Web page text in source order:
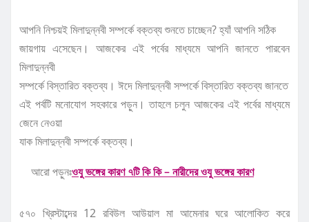
আপনি নিশ্চয়ই মিলাদুন্নবী সম্পর্কে বক্তব্য শুনতে চাচ্ছেন? হ্যাঁ আপনি সঠিক
জায়গায় এসেছেন। আজকের এই পর্বের মাধ্যমে আপনি জানতে পারবেন
মিলাদুন্নবী
সম্পর্কে বিস্তারিত বক্তব্য। ঈদে মিলাদুন্নবী সম্পর্কে বিস্তারিত বক্তব্য জানতে
এই পর্বটি মনোযোগ সহকারে পড়ুন। তাহলে চলুন আজকের এই পর্বের মাধ্যমে
জেনে নেওয়া
যাক মিলাদুন্নবী সম্পর্কে বক্তব্য।
আরো পড়ুনঃওযু ভঙ্গের কারণ ৭টি কি কি – নারীদের ওযু ভঙ্গের কারণ
৫৭০ খ্রিস্টাব্দের 12 রবিউল আউয়াল মা আমেনার ঘরে আলোকিত করে